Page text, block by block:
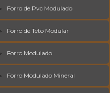
Forro de Pvc Modulado
Forro de Teto Modular
Forro Modulado
Forro Modulado Mineral